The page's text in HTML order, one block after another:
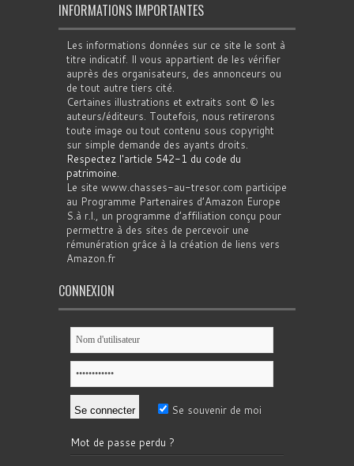
INFORMATIONS IMPORTANTES
Les informations données sur ce site le sont à
titre indicatif. Il vous appartient de les vérifier
auprès des organisateurs, des annonceurs ou
de tout autre tiers cité.
Certaines illustrations et extraits sont © les
auteurs/éditeurs. Toutefois, nous retirerons
toute image ou tout contenu sous copyright
sur simple demande des ayants droits.
Respectez l'article 542-1 du code du
patrimoine.
Le site www.chasses-au-tresor.com participe
au Programme Partenaires d’Amazon Europe
S.à r.l., un programme d’affiliation conçu pour
permettre à des sites de percevoir une
rémunération grâce à la création de liens vers
Amazon.fr
CONNEXION
Se souvenir de moi
Mot de passe perdu ?